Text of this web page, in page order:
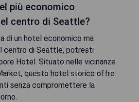
più economico
centro di Seattle?
di un hotel economico ma
centro di Seattle, potresti
Hotel. Situato nelle vicinanze
questo hotel storico offre
senza compromettere la